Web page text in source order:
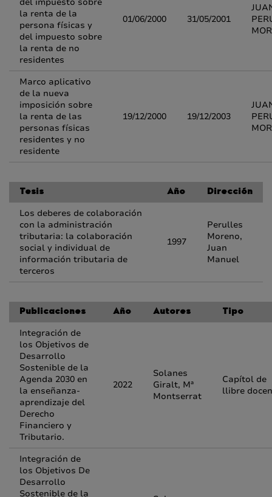
la renta de la
persona físicas y
del impuesto sobre
la renta de no
residentes
01/06/2000 31/05/2001
Marco aplicativo
de la nueva
imposición sobre
la renta de las
personas físicas
residentes y no
residente
19/12/2000 19/12/2003
Tesis Año Dirección
Los deberes de colaboración
con la administración
tributaria: la colaboración
social y individual de
información tributaria de
terceros
1997
Perulles
Moreno,
Juan
Manuel
Publicaciones Año Autores Tipo
Integración de
los Objetivos de
Desarrollo
Sostenible de la
Agenda 2030 en
la enseñanza-
aprendizaje del
Derecho
Financiero y
Tributario.
2022
Solanes
Giralt, Mª
Montserrat
Capítol de
llibre
Integración de
los Objetivos De
Desarrollo
Sostenible de la